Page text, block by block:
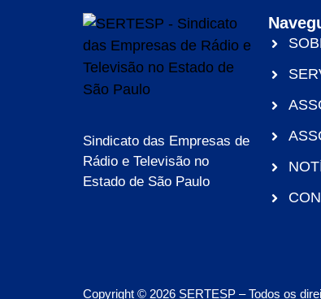
Sindicato das Empresas de
Rádio e Televisão no
Estado de São Paulo
Copyright © 2026 SERTESP – Todos os